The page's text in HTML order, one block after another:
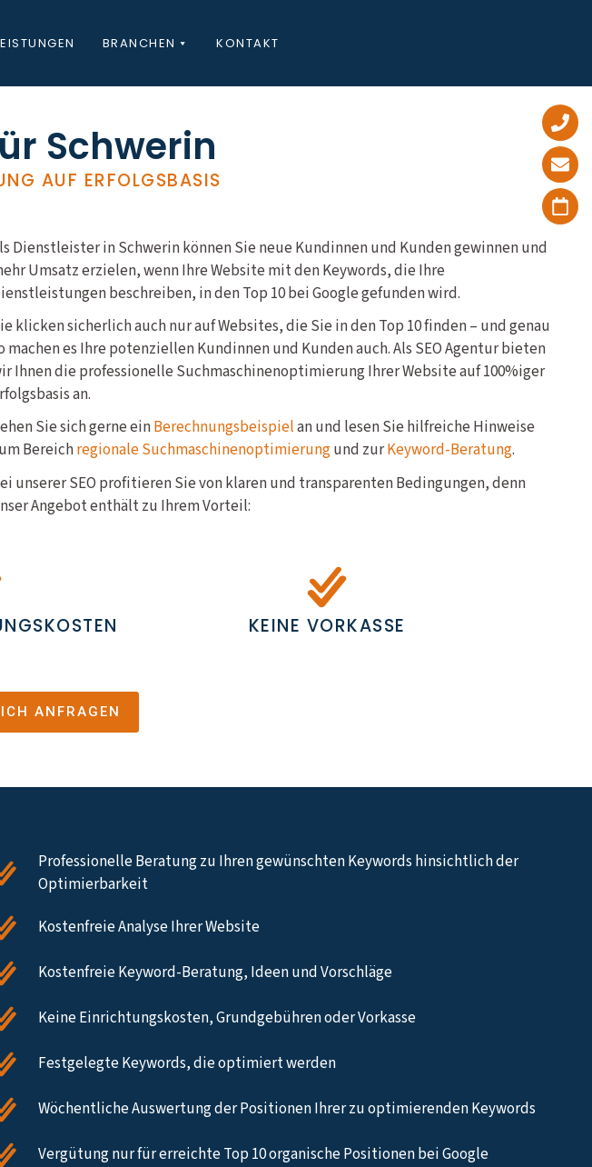
BRANCHEN KONTAKT
Schwerin
AUF ERFOLGSBASIS
Dienstleister in Schwerin können Sie neue Kundinnen und Kunden gewinnen und
Umsatz erzielen, wenn Ihre Website mit den Keywords, die Ihre
beschreiben, in den Top 10 bei Google gefunden wird.
klicken sicherlich auch nur auf Websites, die Sie in den Top 10 finden – und genau
machen es Ihre potenziellen Kundinnen und Kunden auch. Als SEO Agentur bieten
Ihnen die professionelle Suchmaschinenoptimierung Ihrer Website auf 100%iger
an.
Sie sich gerne einBerechnungsbeispielan und lesen Sie hilfreiche Hinweise
Bereichregionale Suchmaschinenoptimierungund zurKeyword-Beratung.
unserer SEO profitieren Sie von klaren und transparenten Bedingungen, denn
Angebot enthält zu Ihrem Vorteil:
KEINE VORKASSE
ANFRAGEN
Professionelle Beratung zu Ihren gewünschten Keywords hinsichtlich der
Optimierbarkeit
Kostenfreie Analyse Ihrer Website
Kostenfreie Keyword-Beratung, Ideen und Vorschläge
Keine Einrichtungskosten, Grundgebühren oder Vorkasse
Festgelegte Keywords, die optimiert werden
Wöchentliche Auswertung der Positionen Ihrer zu optimierenden Keywords
Vergütung nur für erreichte Top 10 organische Positionen bei Google